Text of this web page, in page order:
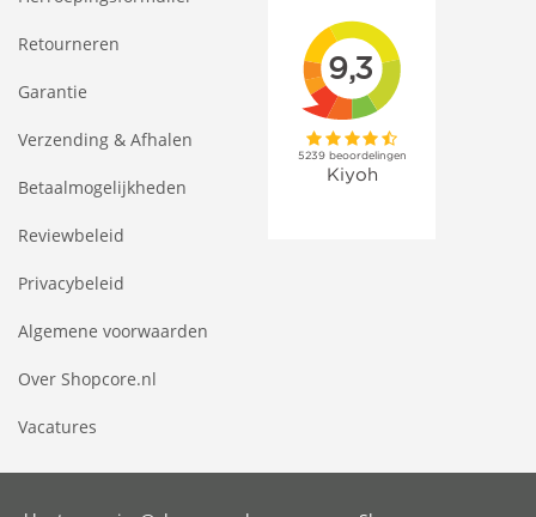
Retourneren
Garantie
Verzending & Afhalen
Betaalmogelijkheden
Reviewbeleid
Privacybeleid
Algemene voorwaarden
Over Shopcore.nl
Vacatures